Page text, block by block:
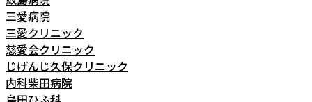
三愛病院
三愛クリニック
慈愛会クリニック
じげんじ久保クリニック
内科柴田病院